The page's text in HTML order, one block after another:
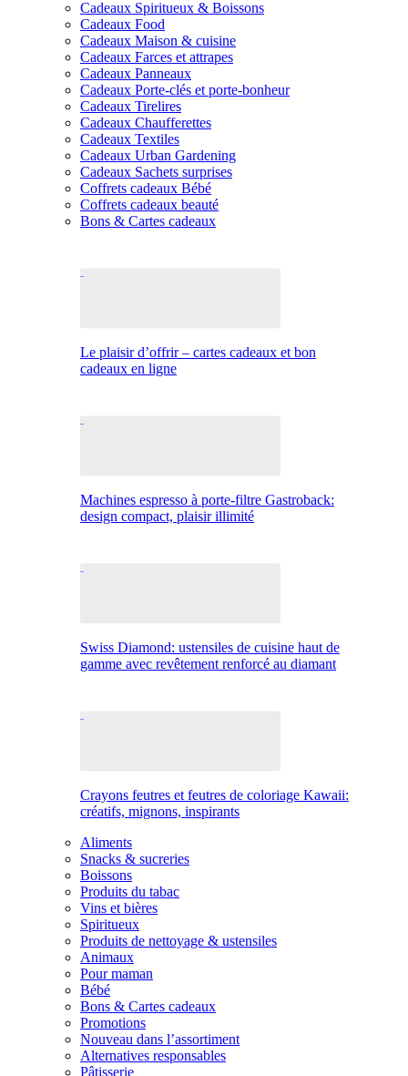
Cadeaux Spiritueux & Boissons
Cadeaux Food
Cadeaux Maison & cuisine
Cadeaux Farces et attrapes
Cadeaux Panneaux
Cadeaux Porte-clés et porte-bonheur
Cadeaux Tirelires
Cadeaux Chaufferettes
Cadeaux Textiles
Cadeaux Urban Gardening
Cadeaux Sachets surprises
Coffrets cadeaux Bébé
Coffrets cadeaux beauté
Bons & Cartes cadeaux
Le plaisir d’offrir – cartes cadeaux et bon
cadeaux en ligne
Machines espresso à porte-filtre Gastroback:
design compact, plaisir illimité
Swiss Diamond: ustensiles de cuisine haut de
gamme avec revêtement renforcé au diamant
Crayons feutres et feutres de coloriage Kawaii:
créatifs, mignons, inspirants
Aliments
Snacks & sucreries
Boissons
Produits du tabac
Vins et bières
Spiritueux
Produits de nettoyage & ustensiles
Animaux
Pour maman
Bébé
Bons & Cartes cadeaux
Promotions
Nouveau dans l’assortiment
Alternatives responsables
Pâtisserie